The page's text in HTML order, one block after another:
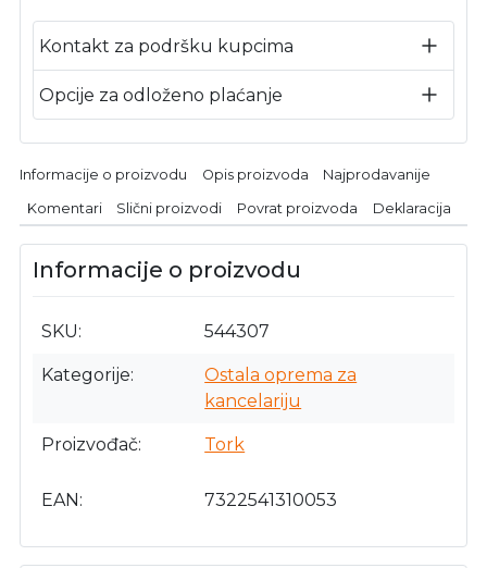
Kontakt za podršku kupcima
Opcije za odloženo plaćanje
Informacije o proizvodu Opis proizvoda Najprodavanije
Komentari Slični proizvodi Povrat proizvoda Deklaracija
Informacije o proizvodu
SKU 544307
Kategorije
Ostala oprema za
kancelariju
Proizvođač Tork
EAN 7322541310053